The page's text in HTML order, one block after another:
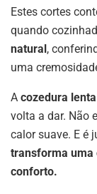
Estes cortes
quando
natural,
uma
A cozedura
volta a dar. Não
calor suave. E é
transforma uma
conforto.